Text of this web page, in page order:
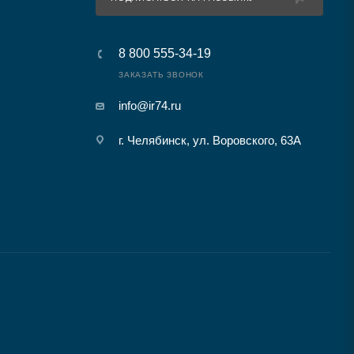
8 800 555-34-19
ЗАКАЗАТЬ ЗВОНОК
info@ir74.ru
г. Челябинск, ул. Воровского, 63А